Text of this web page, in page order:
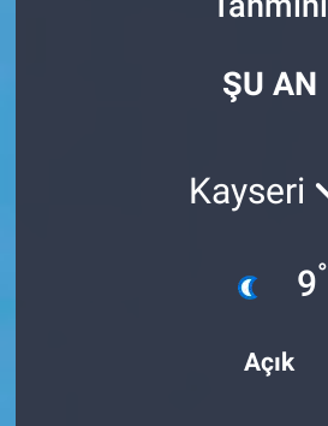
ŞU AN
Kayseri
9°
Açık
Sağlıklı Yaşam
Son Dakika Haberleri